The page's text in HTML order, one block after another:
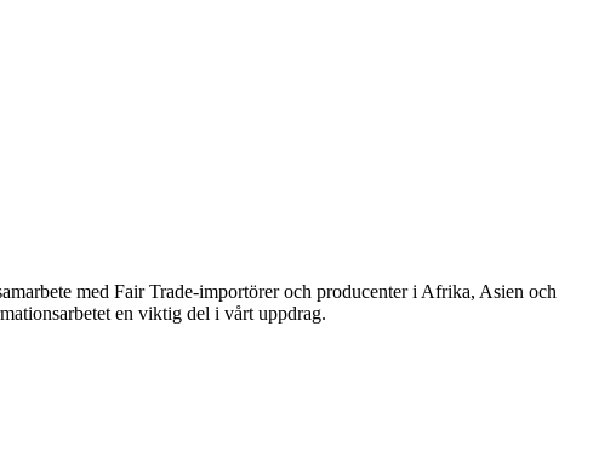
med Fair Trade-importörer och producenter i Afrika, Asien och
en viktig del i vårt uppdrag.